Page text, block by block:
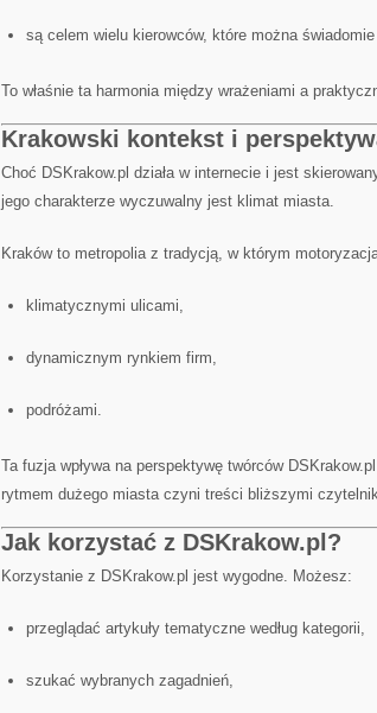
są celem wielu kierowców, które można świadomie
To właśnie ta harmonia między wrażeniami a
Krakowski kontekst i
Choć DSKrakow.pl działa w internecie i jest
jego charakterze wyczuwalny jest klimat miasta.
Kraków to metropolia z tradycją, w którym
klimatycznymi ulicami,
dynamicznym rynkiem firm,
podróżami.
Ta fuzja wpływa na perspektywę twórców
rytmem dużego miasta czyni treści bliższymi
Jak korzystać z DSKrakow.pl?
Korzystanie z DSKrakow.pl jest wygodne. Możesz:
przeglądać artykuły tematyczne według kategorii,
szukać wybranych zagadnień,